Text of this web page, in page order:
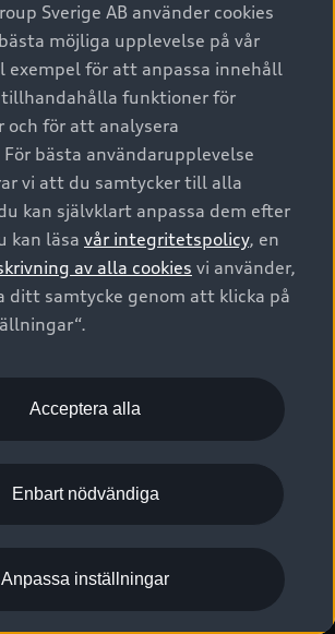
i lager
- så gott som nya
- köp online
för din Audi
livsstilsartiklar
ned - Hur påverkas min bil av detta?
serviceverkstad
Audi Återförsäljare
om dataläcka
All Rights Reserved.
Juridiskt Audi AG
Giveaway
för cookies
Sverige AB använder cookies
möjliga upplevelse på vår
för att anpassa innehåll
tillhandahålla funktioner för
och för att analysera
bästa användarupplevelse
vi att du samtycker till alla
kan självklart anpassa dem efter
kan läsa vår integritetspolicy, en
av alla cookies vi använder,
ditt samtycke genom att klicka på
Acceptera alla
Enbart nödvändiga
Anpassa inställningar